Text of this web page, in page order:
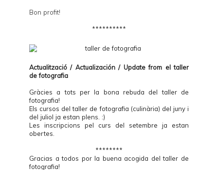
Bon profit!
**********
Actualització / Actualización / Update from eltaller
de fotografia
Gràcies a tots per la bona rebuda del taller de
fotografia!
Els cursos del taller de fotografia (culinària) del juny i
del juliol ja estan plens. :)
Les inscripcions pel curs del setembre ja estan
obertes.
********
Gracias a todos por la buena acogida del taller de
fotografia!